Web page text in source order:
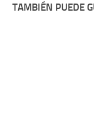
TAMBIÉN PUEDE